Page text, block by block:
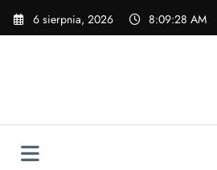
Skip
6 sierpnia, 2026 8:09:29 AM